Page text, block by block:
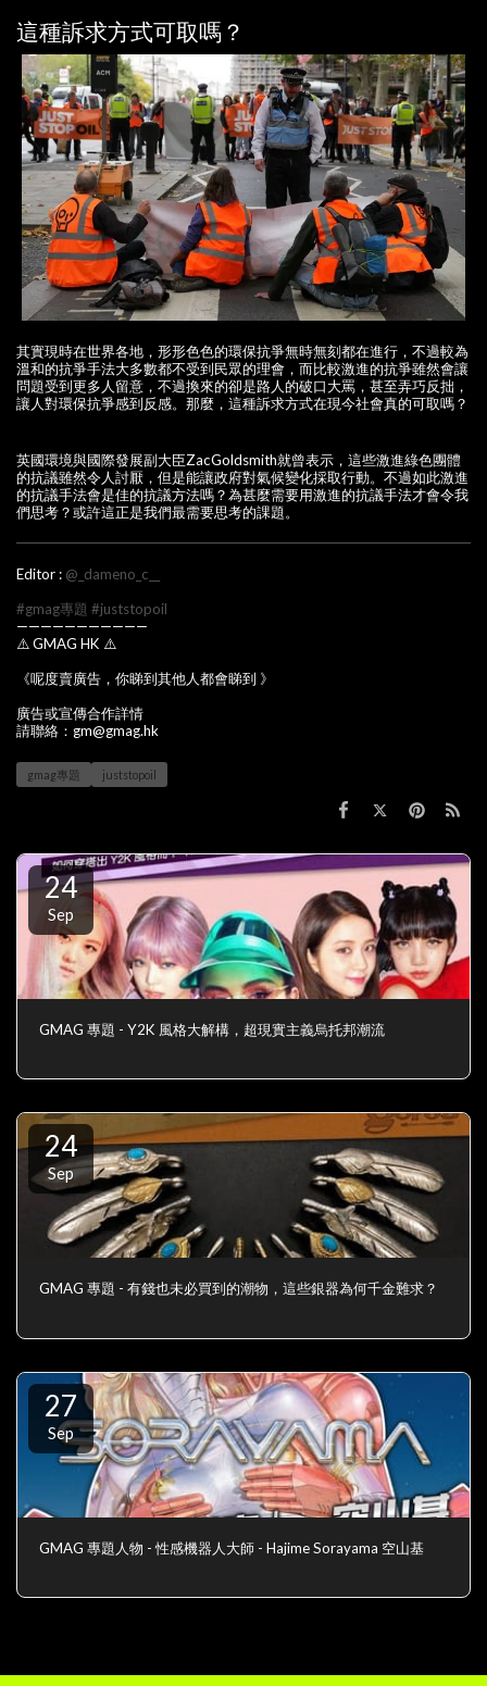
這種訴求方式可取嗎？
其實現時在世界各地，形形色色的環保抗爭無時無刻都在進行，不過較為
溫和的抗爭手法大多數都不受到民眾的理會，而比較激進的抗爭雖然會讓
問題受到更多人留意，不過換來的卻是路人的破口大罵，甚至弄巧反拙，
讓人對環保抗爭感到反感。那麼，這種訴求方式在現今社會真的可取嗎？
英國環境與國際發展副大臣ZacGoldsmith就曾表示，這些激進綠色團體
的抗議雖然令人討厭，但是能讓政府對氣候變化採取行動。不過如此激進
的抗議手法會是佳的抗議方法嗎？為甚麼需要用激進的抗議手法才會令我
們思考？或許這正是我們最需要思考的課題。
Editor : @_dameno_c__
#gmag專題 #juststopoil
———————————
⚠️ GMAG HK ⚠️
《呢度賣廣告，你睇到其他人都會睇到 》
廣告或宣傳合作詳情
請聯絡：gm@gmag.hk
gmag專題 juststopoil
24
Sep
GMAG 專題 - Y2K 風格大解構，超現實主義烏托邦潮流
24
Sep
GMAG 專題 - 有錢也未必買到的潮物，這些銀器為何千金難求？
27
Sep
GMAG 專題人物 - 性感機器人大師 - Hajime Sorayama 空山基